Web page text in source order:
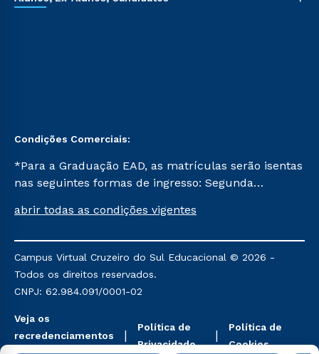
Condições Comerciais:
*Para a Graduação EAD, as matrículas serão isentas
nas seguintes formas de ingresso: Segunda
Já para as demais, a taxa de matrícula será de R$
mencionadas são referentes aos cursos: Ensino
Religioso, Geografia para a Docência e Metodologia
do Ensino de História: Questões Atuais.
abrir todas as condições vigentes
Campus Virtual Cruzeiro do Sul Educacional © 2026 -
Todos os direitos reservados.
CNPJ: 62.984.091/0001-02
Veja os
recredenciamentos
Política de
Privacidade
Política de
Cookies